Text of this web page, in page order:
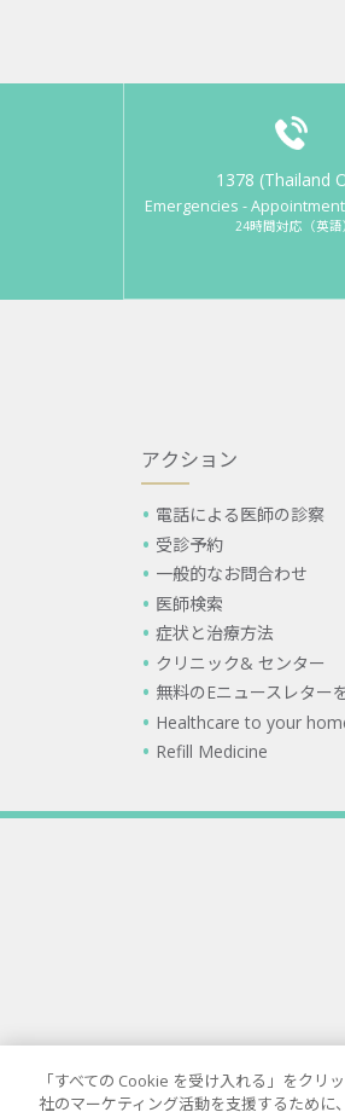
1378 (Thailand
Emergencies -
24時間対応（英語
アクション
電話による医師の診察
受診予約
一般的なお問合わせ
医師検索
症状と治療方法
クリニック& センター
無料のEニュースレター
Healthcare to your
Refill Medicine
「すべての Cookie を受け入れる」をク
社のマーケティング活動を支援するために